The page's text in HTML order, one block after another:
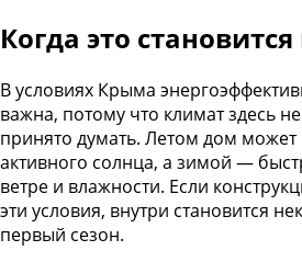
Когда это
В условиях Крыма
важна, потому что климат здесь
принято думать. Летом дом может
активного солнца, а зимой —
ветре и влажности. Если
эти условия, внутри становится
первый сезон.